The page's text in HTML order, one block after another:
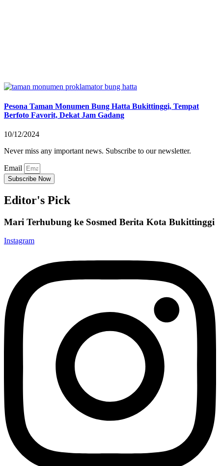
Pesona Taman Monumen Bung Hatta Bukittinggi, Tempat
Berfoto Favorit, Dekat Jam Gadang
10/12/2024
Never miss any important news. Subscribe to our newsletter.
Email
Subscribe Now
Editor's Pick
Mari Terhubung ke Sosmed Berita Kota Bukittinggi
Instagram